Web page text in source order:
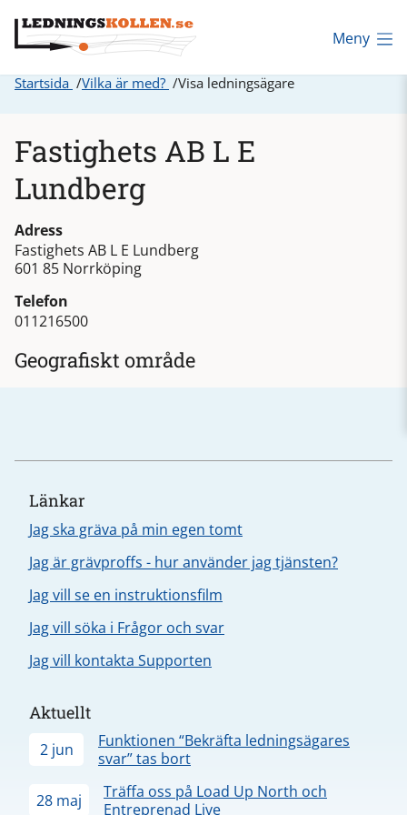
Meny
Startsida Vilka är med? Visa ledningsägare
Fastighets AB L E
Lundberg
Adress
Fastighets AB L E Lundberg
601 85 Norrköping
Telefon
011216500
Geografiskt område
Länkar
Jag ska gräva på min egen tomt
Jag är grävproffs - hur använder jag tjänsten?
Jag vill se en instruktionsfilm
Jag vill söka i Frågor och svar
Jag vill kontakta Supporten
Aktuellt
2 jun
Funktionen “Bekräfta ledningsägares
svar” tas bort
28 maj
Träffa oss på Load Up North och
Entreprenad Live